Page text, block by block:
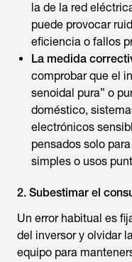
la de la red
puede provocar
eficiencia o fallos
La medida
comprobar que el
senoidal pura” o
doméstico,
electrónicos
pensados solo
simples o usos
2. Subestimar el
Un error habitual es
del inversor y olvidar
equipo para